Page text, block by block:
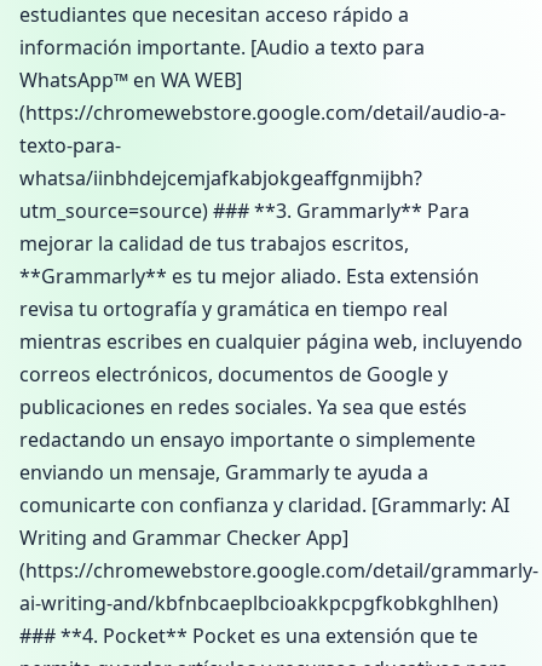
estudiantes que necesitan acceso rápido a
información importante. [Audio a texto para
WhatsApp™ en WA WEB]
(https://chromewebstore.google.com/detail/audio-a-
texto-para-
whatsa/iinbhdejcemjafkabjokgeaffgnmijbh?
utm_source=source) ### **3. Grammarly** Para
mejorar la calidad de tus trabajos escritos,
**Grammarly** es tu mejor aliado. Esta extensión
revisa tu ortografía y gramática en tiempo real
mientras escribes en cualquier página web, incluyendo
correos electrónicos, documentos de Google y
publicaciones en redes sociales. Ya sea que estés
redactando un ensayo importante o simplemente
enviando un mensaje, Grammarly te ayuda a
comunicarte con confianza y claridad. [Grammarly: AI
Writing and Grammar Checker App]
(https://chromewebstore.google.com/detail/grammarly-
ai-writing-and/kbfnbcaeplbcioakkpcpgfkobkghlhen)
### **4. Pocket** Pocket es una extensión que te